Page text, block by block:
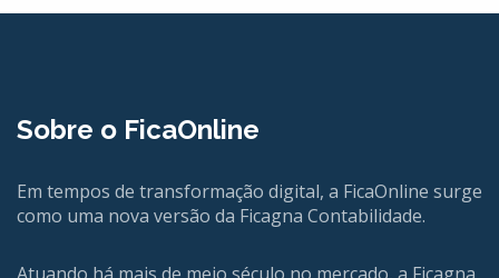
Sobre o FicaOnline
Em tempos de transformação digital, a FicaOnline surge
como uma nova versão da Ficagna Contabilidade.